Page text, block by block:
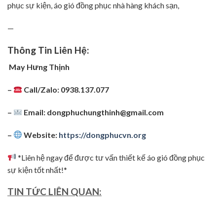
phục sự kiện, áo gió đồng phục nhà hàng khách sạn,
—
Thông Tin Liên Hệ:
May Hưng Thịnh
– Call/Zalo: 0938.137.077
– Email: dongphuchungthinh@gmail.com
– Website: https://dongphucvn.org
*Liên hệ ngay để được tư vấn thiết kế áo gió đồng phục
sự kiện tốt nhất!*
TIN TỨC LIÊN QUAN: